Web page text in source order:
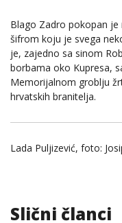
Blago Zadro pokopan
šifrom koju je svega
je, zajedno sa sinom
borbama oko Kupresa,
Memorijalnom groblju
hrvatskih branitelja.
Lada Puljizević, foto:
Slični članci